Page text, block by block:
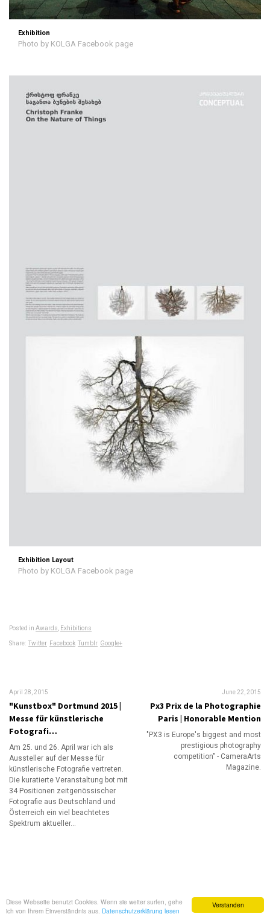
Verstanden
Diese Webseite benutzt Cookies. Wenn sie weiter surfen, gehe
ich von Ihrem Einverständnis aus. Datenschutzerklärung lesen
Exhibition
Photo by KOLGA Facebook page
Exhibition Layout
Photo by KOLGA Facebook page
Posted in Awards Exhibitions
Share: Twitter Facebook Tumblr Google+
April 28, 2015
"Kunstbox" Dortmund 2015 |
Messe für künstlerische
Fotografi…
Am 25. und 26. April war ich als
Aussteller auf der Messe für
künstlerische Fotografie vertreten.
Die kuratierte Veranstaltung bot mit
34 Positionen zeitgenössischer
Fotografie aus Deutschland und
Österreich ein viel beachtetes
Spektrum aktueller…
June 22, 2015
Px3 Prix de la Photographie
Paris | Honorable Mention
"PX3 is Europe's biggest and most
prestigious photography
competition" - CameraArts
Magazine.